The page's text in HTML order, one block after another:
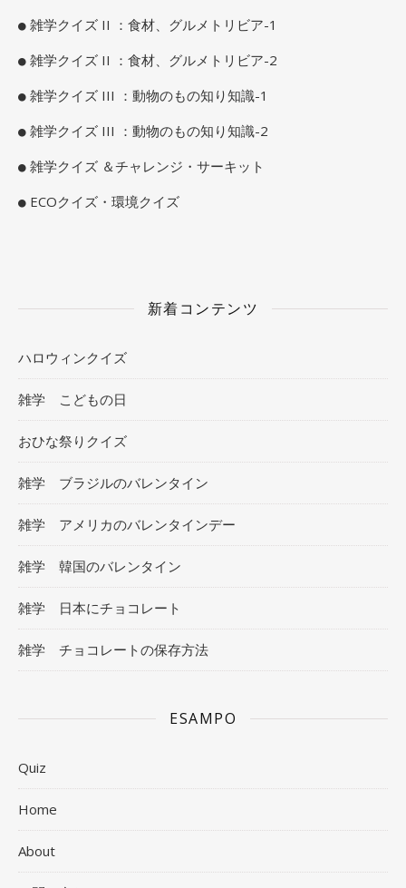
雑学クイズ II ：食材、グルメトリビア-1
雑学クイズ II ：食材、グルメトリビア-2
雑学クイズ III ：動物のもの知り知識-1
雑学クイズ III ：動物のもの知り知識-2
雑学クイズ ＆チャレンジ・サーキット
ECOクイズ・環境クイズ
新着コンテンツ
ハロウィンクイズ
雑学 こどもの日
おひな祭りクイズ
雑学 ブラジルのバレンタイン
雑学 アメリカのバレンタインデー
雑学 韓国のバレンタイン
雑学 日本にチョコレート
雑学 チョコレートの保存方法
ESAMPO
Quiz
Home
About